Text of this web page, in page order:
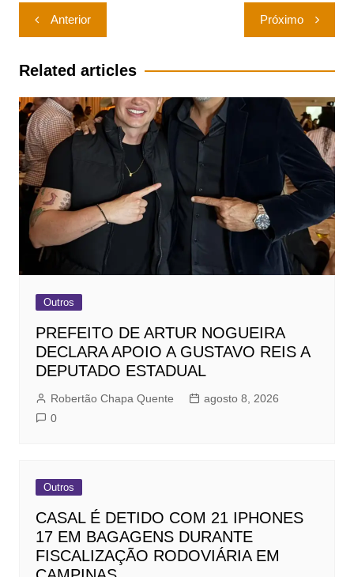
Navegação
de
Post
Anterior Próximo
Related articles
Outros
PREFEITO DE ARTUR NOGUEIRA
DECLARA APOIO A GUSTAVO REIS A
DEPUTADO ESTADUAL
Robertão Chapa Quente
agosto 8, 2026
0
Outros
CASAL É DETIDO COM 21 IPHONES
17 EM BAGAGENS DURANTE
FISCALIZAÇÃO RODOVIÁRIA EM